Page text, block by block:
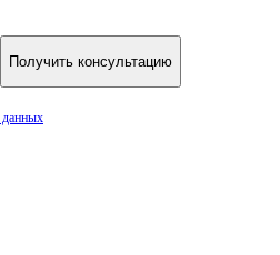
Получить консультацию
данных